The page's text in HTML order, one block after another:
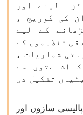
لینے اور
کی کوریج ،
کے لیے
تنظیموں کے
شماریات ،
اشاعتوں سے
تشکیل دی
سازوں اور